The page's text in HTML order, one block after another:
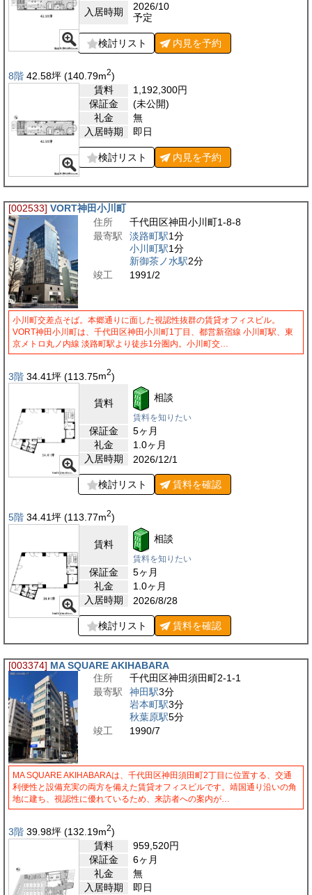
入居時期
2026/10
予定
検討リスト 内見を予約
8階 42.58坪 (140.79m2)
賃料
1,192,300円
保証金
(未公開)
礼金
無
入居時期
即日
検討リスト 内見を予約
[002533] VORT神田小川町
住所
千代田区神田小川町1-8-8
最寄駅
淡路町駅1分
小川町駅1分
新御茶ノ水駅2分
竣工
1991/2
小川町交差点そば。本郷通りに面した視認性抜群の賃貸オフィスビル。
VORT神田小川町は、千代田区神田小川町1丁目、都営新宿線 小川町駅、東
京メトロ丸ノ内線 淡路町駅より徒歩1分圏内。小川町交…
3階 34.41坪 (113.75m2)
賃料 相談
賃料を知りたい
保証金
5ヶ月
礼金
1.0ヶ月
入居時期
2026/12/1
検討リスト 賃料を確認
5階 34.41坪 (113.77m2)
賃料 相談
賃料を知りたい
保証金
5ヶ月
礼金
1.0ヶ月
入居時期
2026/8/28
検討リスト 賃料を確認
[003374] MA SQUARE AKIHABARA
住所
千代田区神田須田町2-1-1
最寄駅
神田駅3分
岩本町駅3分
秋葉原駅5分
竣工
1990/7
MA SQUARE AKIHABARAは、千代田区神田須田町2丁目に位置する、交通
利便性と設備充実の両方を備えた賃貸オフィスビルです。靖国通り沿いの角
地に建ち、視認性に優れているため、来訪者への案内が…
3階 39.98坪 (132.19m2)
賃料
959,520円
保証金
6ヶ月
礼金
無
入居時期
即日